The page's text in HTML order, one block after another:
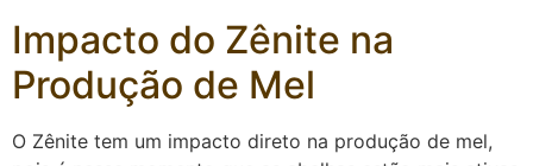
Impacto do Zênite na
Produção de Mel
O Zênite tem um impacto direto na produção de mel,